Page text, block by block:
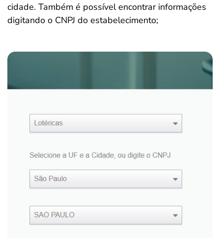
cidade. Também é possível encontrar informações
digitando o CNPJ do estabelecimento;